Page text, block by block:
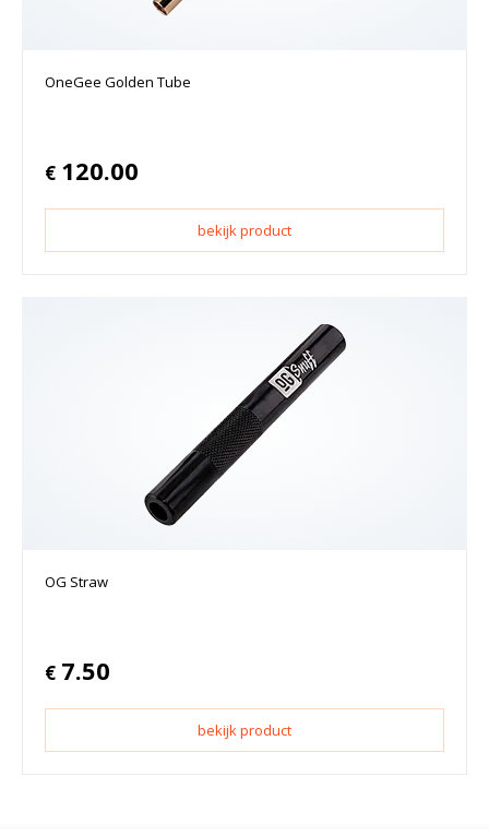
OneGee Golden Tube
€ 120.00
bekijk product
OG Straw
€ 7.50
bekijk product